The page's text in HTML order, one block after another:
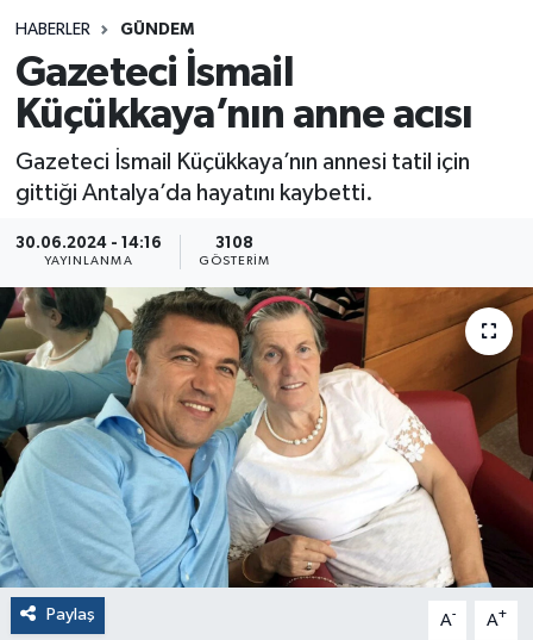
HABERLER GÜNDEM
Gazeteci İsmail
Küçükkaya’nın anne acısı
Gazeteci İsmail Küçükkaya’nın annesi tatil için
gittiği Antalya’da hayatını kaybetti.
30.06.2024 - 14:16
YAYINLANMA
3108
GÖSTERIM
Paylaş A- A+